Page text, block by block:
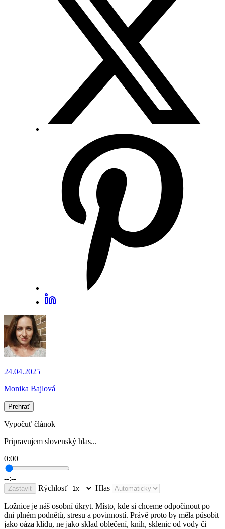
24.04.2025
Monika Bajlová
Prehrať
Vypočuť článok
Pripravujem slovenský hlas...
0:00
--:--
Zastaviť Rýchlosť Hlas
Ložnice je náš osobní úkryt. Místo, kde si chceme odpočinout po
dni plném podnětů, stresu a povinností. Právě proto by měla působit
jako oáza klidu, ne jako sklad oblečení, knih, sklenic od vody či